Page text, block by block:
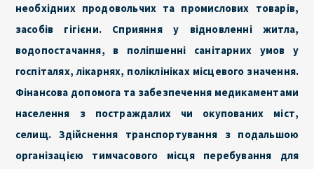
необхідних продовольчих та промислових товарів,
засобів гігієни. Сприяння у відновленні житла,
водопостачання, в поліпшенні санітарних умов у
госпіталях, лікарнях, поліклініках місцевого значення.
Фінансова допомога та забезпечення медикаментами
населення з постраждалих чи окупованих міст,
селищ. Здійснення транспортування з подальшою
організацією тимчасового місця перебування для